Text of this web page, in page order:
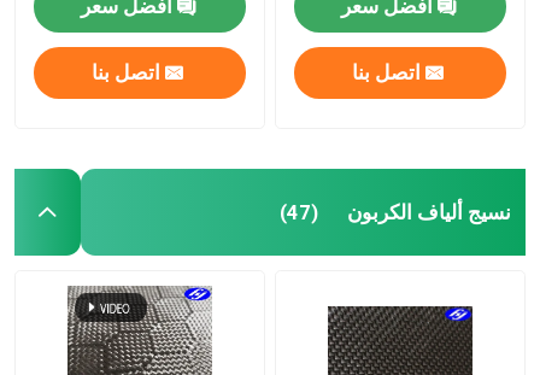
افضل سعر
اتصل بنا
افضل سعر
اتصل بنا
نسيج ألياف الكربون (47)